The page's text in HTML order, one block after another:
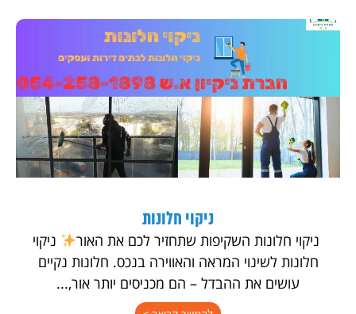
ניקוי חלונות
ניקוי חלונות השקיפות שתחזיר לכם את האור
ניקוי
חלונות לשינוי המראה והאווירה בנכס. חלונות נקיים
עושים את ההבדל – הם מכניסים יותר אור,...